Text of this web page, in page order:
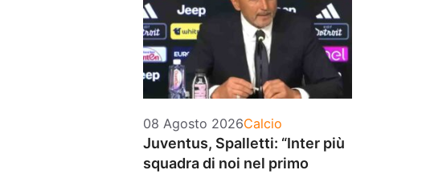
08 Agosto 2026Categorie
Calcio
Juventus, Spalletti: “Inter più
squadra di noi nel primo